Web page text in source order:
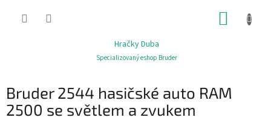
Hračky Duba
Specializovaný eshop Bruder
Bruder 2544 hasičské auto RAM
2500 se světlem a zvukem